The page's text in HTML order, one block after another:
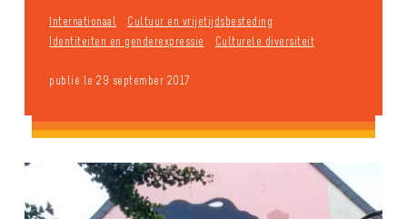
Internationaal
Cultuur en vrijetijdsbesteding
Identiteiten en genderexpressie
Culturele diversiteit
publié le 29 september 2017